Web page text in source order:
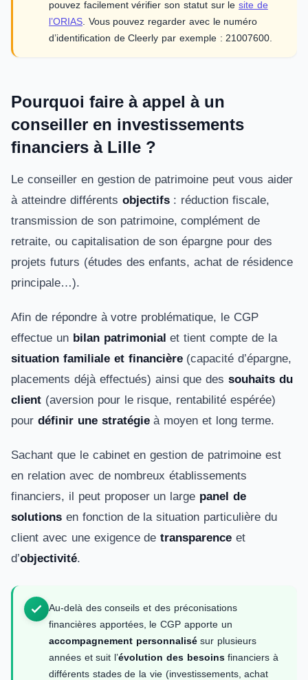
pouvez facilement vérifier son statut sur lesite de
l’ORIAS . Vous pouvez regarder avec le numéro
d’identification de Cleerly par exemple : 21007600.
Pourquoi faire à appel à un
conseiller en investissements
financiers à Lille ?
Le conseiller en gestion de patrimoine peut vous aider
à atteindre différents objectifs: réduction fiscale,
transmission de son patrimoine, complément de
retraite, ou capitalisation de son épargne pour des
projets futurs (études des enfants, achat de résidence
principale…).
Afin de répondre à votre problématique, le CGP
effectue un bilan patrimonial et tient compte de la
situation familiale et financière(capacité d’épargne,
placements déjà effectués) ainsi que dessouhaits du
client (aversion pour le risque, rentabilité espérée)
pour définir une stratégieà moyen et long terme.
Sachant que le cabinet en gestion de patrimoine est
en relation avec de nombreux établissements
financiers, il peut proposer un large panel de
solutions en fonction de la situation particulière du
client avec une exigence detransparence et
d’objectivité.
Au-delà des conseils et des préconisations
financières apportées, le CGP apporte un
accompagnement personnalisésur plusieurs
années et suit l’évolution des besoinsfinanciers à
différents stades de la vie (investissements, achat